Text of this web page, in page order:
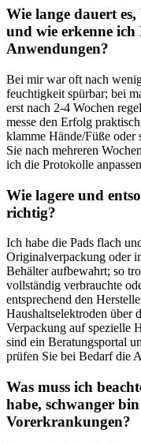
Wie lange dauert
und wie erkenne
Anwendungen?
Bei mir‌ war ⁢oft‌ nach‌
‍feuchtigkeit spürbar; ‌bei
erst nach 2-4⁤ Wochen
messe‍ den‍ Erfolg‌
klamme Hände/Füße ⁢oder
Sie ⁣nach mehreren‍
ich⁢ die Protokolle
Wie lagere und
⁢richtig?
Ich habe die‍ Pads flach
Originalverpackung ​oder
Behälter aufbewahrt; so
vollständig⁣ verbrauchte
entsprechend den
Haushaltselektroden über
Verpackung auf ​spezielle
sind ⁤ein⁢ Beratungsportal
prüfen Sie ⁢bei ‍Bedarf​ die
Was muss ich
habe,⁣ schwanger
Vorerkrankungen?